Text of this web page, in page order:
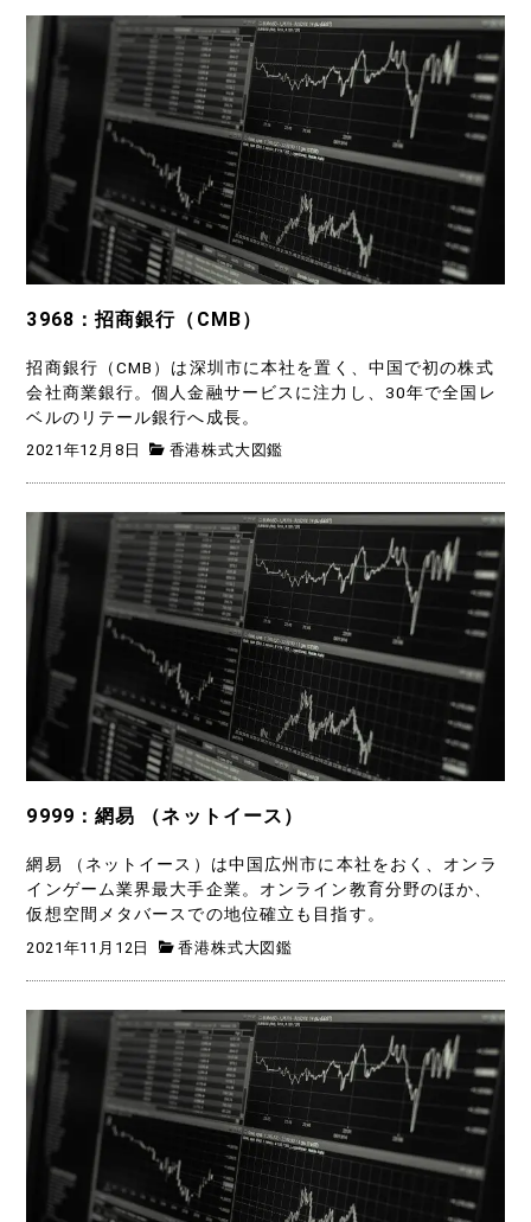
3968：招商銀行（CMB）
招商銀行（CMB）は深圳市に本社を置く、中国で初の株式
会社商業銀行。個人金融サービスに注力し、30年で全国レ
ベルのリテール銀行へ成長。
2021年12月8日 香港株式大図鑑
9999：網易 （ネットイース）
網易 （ネットイース）は中国広州市に本社をおく、オンラ
インゲーム業界最大手企業。オンライン教育分野のほか、
仮想空間メタバースでの地位確立も目指す。
2021年11月12日 香港株式大図鑑